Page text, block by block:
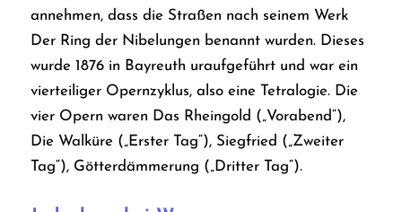
annehmen, dass die Straßen nach seinem Werk
Der Ring der Nibelungen benannt wurden. Dieses
wurde 1876 in Bayreuth uraufgeführt und war ein
vierteiliger Opernzyklus, also eine Tetralogie. Die
vier Opern waren Das Rheingold („Vorabend“),
Die Walküre („Erster Tag“), Siegfried („Zweiter
Tag“), Götterdämmerung („Dritter Tag“).